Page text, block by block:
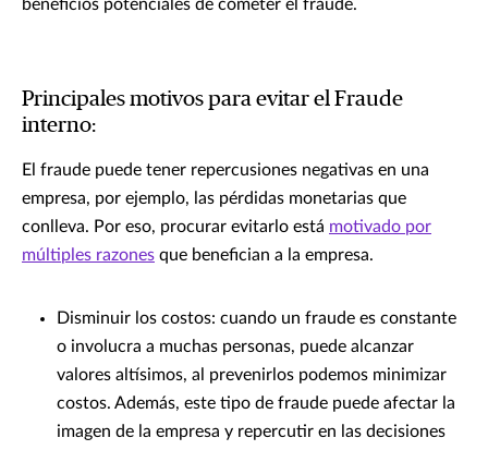
beneficios potenciales de cometer el fraude.
Principales motivos para evitar el Fraude
interno:
El fraude puede tener repercusiones negativas en una
empresa, por ejemplo, las pérdidas monetarias que
conlleva. Por eso, procurar evitarlo está motivado por
múltiples razones que benefician a la empresa.
Disminuir los costos: cuando un fraude es constante
o involucra a muchas personas, puede alcanzar
valores altísimos, al prevenirlos podemos minimizar
costos. Además, este tipo de fraude puede afectar la
imagen de la empresa y repercutir en las decisiones